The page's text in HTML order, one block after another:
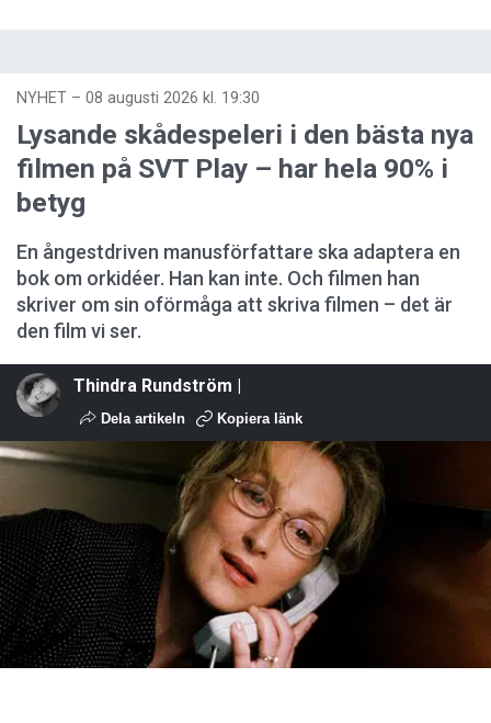
NYHET – 08 augusti 2026 kl. 19:30
Lysande skådespeleri i den bästa nya
filmen på SVT Play – har hela 90% i
betyg
En ångestdriven manusförfattare ska adaptera en
bok om orkidéer. Han kan inte. Och filmen han
skriver om sin oförmåga att skriva filmen – det är
den film vi ser.
Thindra Rundström |
Dela artikeln Kopiera länk